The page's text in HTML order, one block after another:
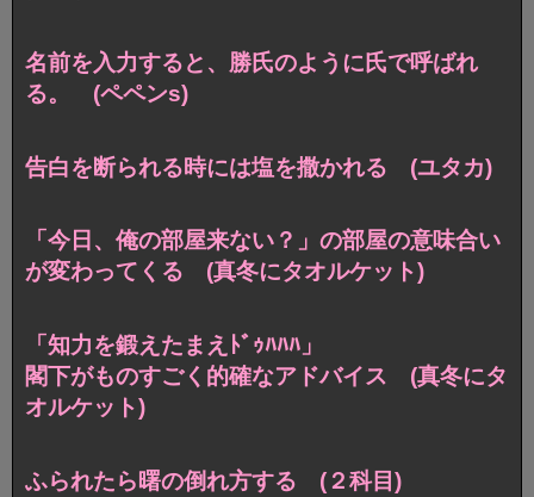
名前を入力すると、勝氏のように氏で呼ばれ
る。 (ペペンs)
告白を断られる時には塩を撒かれる (ユタカ)
「今日、俺の部屋来ない？」の部屋の意味合い
が変わってくる (真冬にタオルケット)
「知力を鍛えたまえﾄﾞｩﾊﾊﾊ」
閣下がものすごく的確なアドバイス (真冬にタ
オルケット)
ふられたら曙の倒れ方する (２科目)